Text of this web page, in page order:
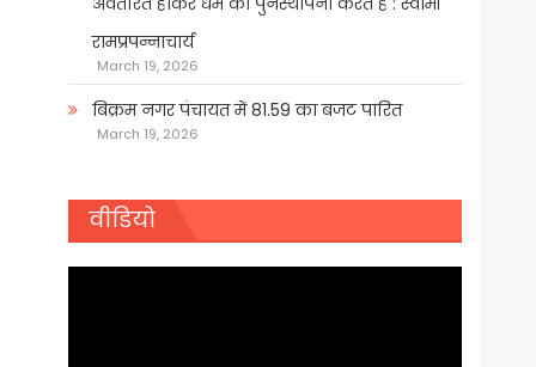
रामप्रपन्नाचार्य
March 19, 2026
बिक्रम नगर पंचायत में 81.59 का बजट पारित
March 19, 2026
वीडियो